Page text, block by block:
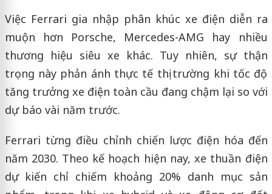
Việc Ferrari gia nhập phân khúc xe điện diễn ra
muộn hơn Porsche, Mercedes-AMG hay nhiều
thương hiệu siêu xe khác. Tuy nhiên, sự thận
trọng này phản ánh thực tế thị trường khi tốc độ
tăng trưởng xe điện toàn cầu đang chậm lại so với
dự báo vài năm trước.
Ferrari từng điều chỉnh chiến lược điện hóa đến
năm 2030. Theo kế hoạch hiện nay, xe thuần điện
dự kiến chỉ chiếm khoảng 20% danh mục sản